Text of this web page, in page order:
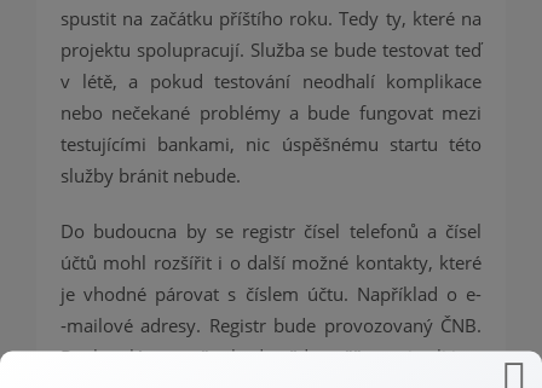
spustit na začátku příštího roku. Tedy ty, které na
projektu spolupracují. Služba se bude testovat teď
v létě, a pokud testování neodhalí komplikace
nebo nečekané problémy a bude fungovat mezi
testujícími bankami, nic úspěšnému startu této
služby bránit nebude.
Do budoucna by se registr čísel telefonů a čísel
účtů mohl rozšířit i o další možné kontakty, které
je vhodné párovat s číslem účtu. Například o e­
‑mailové adresy. Registr bude provozovaný ČNB.
Banka plátce v něm bude vždy ověřovat, jestli je v